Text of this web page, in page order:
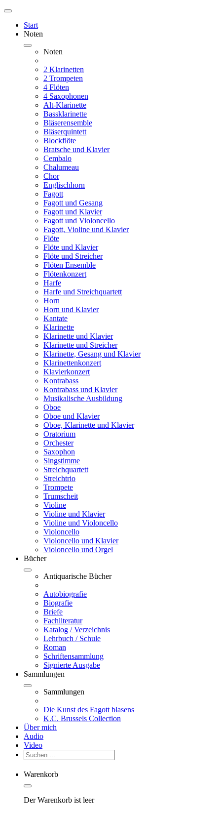
Start
Noten
Noten
2 Klarinetten
2 Trompeten
4 Flöten
4 Saxophonen
Alt-Klarinette
Bassklarinette
Bläserensemble
Bläserquintett
Blockflöte
Bratsche und Klavier
Cembalo
Chalumeau
Chor
Englischhorn
Fagott
Fagott und Gesang
Fagott und Klavier
Fagott und Violoncello
Fagott, Violine und Klavier
Flöte
Flöte und Klavier
Flöte und Streicher
Flöten Ensemble
Flötenkonzert
Harfe
Harfe und Streichquartett
Horn
Horn und Klavier
Kantate
Klarinette
Klarinette und Klavier
Klarinette und Streicher
Klarinette, Gesang und Klavier
Klarinettenkonzert
Klavierkonzert
Kontrabass
Kontrabass und Klavier
Musikalische Ausbildung
Oboe
Oboe und Klavier
Oboe, Klarinette und Klavier
Oratorium
Orchester
Saxophon
Singstimme
Streichquartett
Streichtrio
Trompete
Trumscheit
Violine
Violine und Klavier
Violine und Violoncello
Violoncello
Violoncello und Klavier
Violoncello und Orgel
Bücher
Antiquarische Bücher
Autobiografie
Biografie
Briefe
Fachliteratur
Katalog / Verzeichnis
Lehrbuch / Schule
Roman
Schriftensammlung
Signierte Ausgabe
Sammlungen
Sammlungen
Die Kunst des Fagott blasens
K.C. Brussels Collection
Über mich
Audio
Video
Warenkorb
Der Warenkorb ist leer